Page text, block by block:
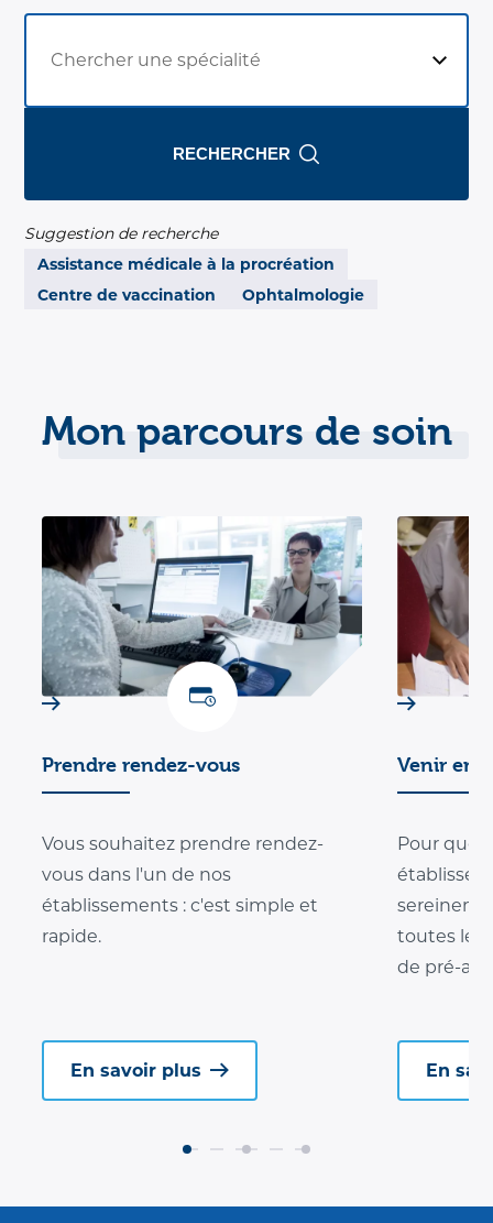
Chercher une spécialité
Chercher une spécialité
RECHERCHER
Suggestion de recherche
Assistance médicale à la procréation
Centre de vaccination
Ophtalmologie
Mon parcours de soin
Prendre rendez-vous
Vous souhaitez prendre rendez-
vous dans l'un de nos
établissements : c'est simple et
rapide.
En savoir plus
Venir en
Pour que
toutes les
de pré-
En